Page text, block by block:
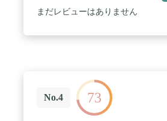
まだレビューはありません
No.4 73